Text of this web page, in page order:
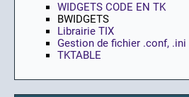
WIDGETS CODE EN TK
BWIDGETS
Librairie TIX
Gestion de fichier .conf, .ini
TKTABLE